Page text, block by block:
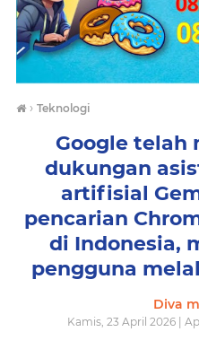
› Teknologi
Google telah
dukungan
artifisial
pencarian
di Indonesia,
pengguna
Diva
Kamis, 23 April 2026 |